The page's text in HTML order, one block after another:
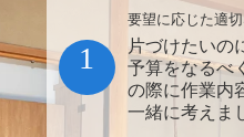
要望に応じた適
片づけたいの
予算をなるべ
の際に作業内
一緒に考えま
1